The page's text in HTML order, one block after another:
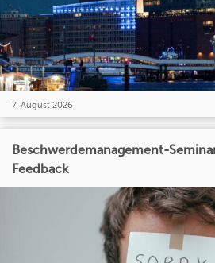
7. August 2026
Beschwerdemanagement-
Feedback